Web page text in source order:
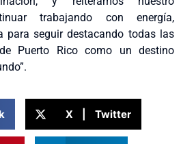
trabajando con energía,
para seguir destacando todas las
Puerto Rico como un destino
X | Twitter